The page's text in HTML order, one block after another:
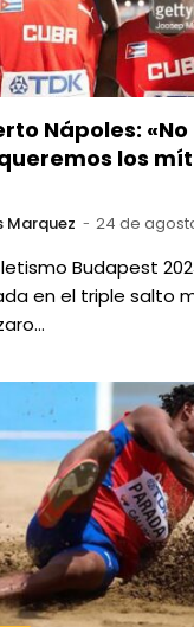
Nápoles:
los
Marquez 24 de
Budapest
en el triple salto